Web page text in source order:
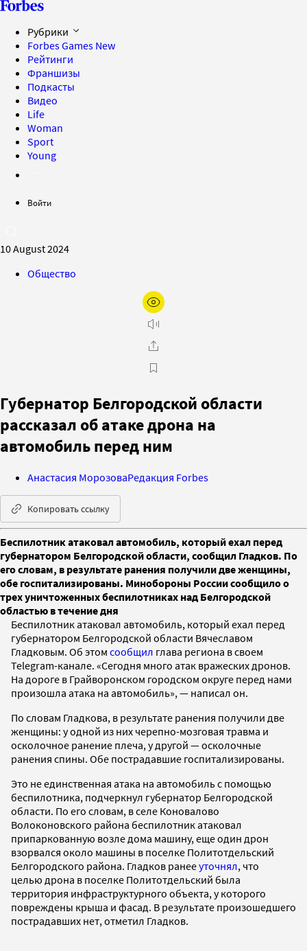
Рубрики
Forbes Games New
Рейтинги
Франшизы
Подкасты
Видео
Life
Woman
Sport
Young
Войти
10 August 2024
Общество
Губернатор Белгородской области
рассказал об атаке дрона на
автомобиль перед ним
Анастасия МорозоваРедакция Forbes
Копировать ссылку
Беспилотник атаковал автомобиль, который ехал перед
губернатором Белгородской области, сообщил Гладков. По
его словам, в результате ранения получили две женщины,
обе госпитализированы. Минобороны России сообщило о
трех уничтоженных беспилотниках над Белгородской
областью в течение дня
Беспилотник атаковал автомобиль, который ехал перед
губернатором Белгородской области Вячеславом
Гладковым. Об этом сообщил глава региона в своем
Telegram-канале. «Сегодня много атак вражеских дронов.
На дороге в Грайворонском городском округе перед нами
произошла атака на автомобиль», — написал он.
По словам Гладкова, в результате ранения получили две
женщины: у одной из них черепно-мозговая травма и
осколочное ранение плеча, у другой — осколочные
ранения спины. Обе пострадавшие госпитализированы.
Это не единственная атака на автомобиль с помощью
беспилотника, подчеркнул губернатор Белгородской
области. По его словам, в селе Коновалово
Волоконовского района беспилотник атаковал
припаркованную возле дома машину, еще один дрон
взорвался около машины в поселке Политотдельский
Белгородского района. Гладков ранееуточнял, что
целью дрона в поселке Политотдельский была
территория инфраструктурного объекта, у которого
повреждены крыша и фасад. В результате произошедшего
пострадавших нет, отметил Гладков.